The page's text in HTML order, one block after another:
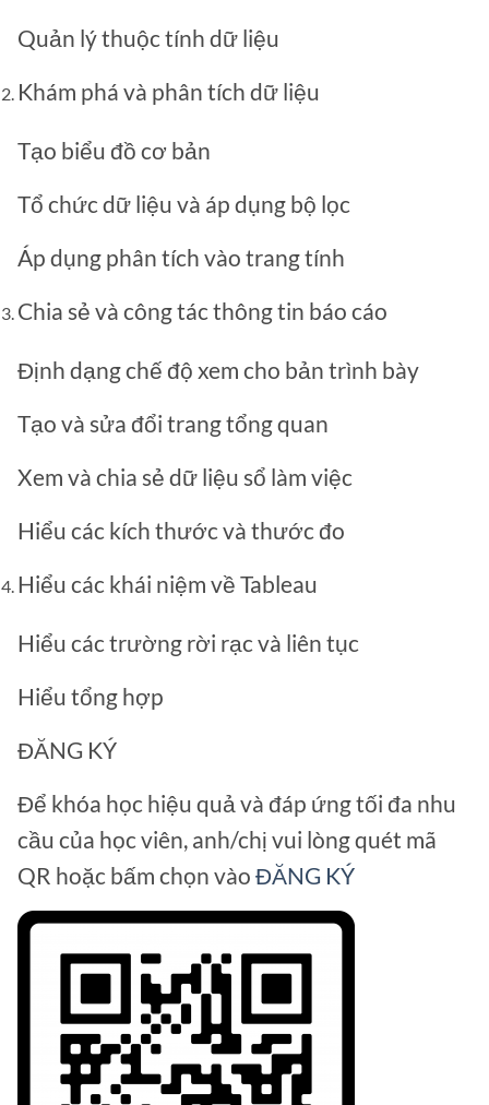
Quản lý thuộc tính dữ liệu
Khám phá và phân tích dữ liệu
Tạo biểu đồ cơ bản
Tổ chức dữ liệu và áp dụng bộ lọc
Áp dụng phân tích vào trang tính
Chia sẻ và công tác thông tin báo cáo
Định dạng chế độ xem cho bản trình bày
Tạo và sửa đổi trang tổng quan
Xem và chia sẻ dữ liệu sổ làm việc
Hiểu các kích thước và thước đo
Hiểu các khái niệm về Tableau
Hiểu các trường rời rạc và liên tục
Hiểu tổng hợp
ĐĂNG KÝ
Để khóa học hiệu quả và đáp ứng tối đa nhu
cầu của học viên, anh/chị vui lòng quét mã
QR hoặc bấm chọn vào ĐĂNG KÝ